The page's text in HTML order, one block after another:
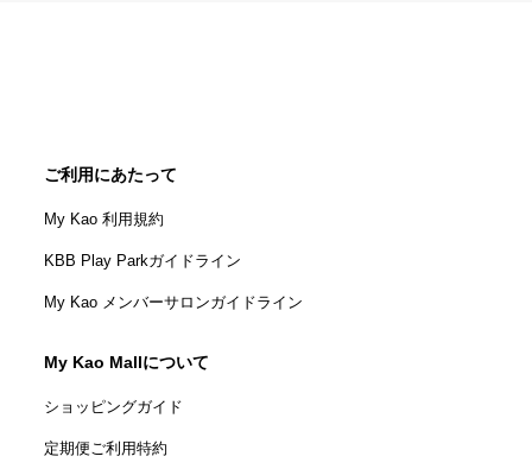
ご利用にあたって
My Kao 利用規約
KBB Play Parkガイドライン
My Kao メンバーサロンガイドライン
My Kao Mallについて
ショッピングガイド
定期便ご利用特約